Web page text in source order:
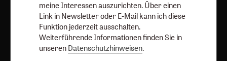
Vertrag widerrufen Abo online kündigen
meine Interessen auszurichten. Über einen
Link in Newsletter oder E-Mail kann ich diese
Funktion jederzeit ausschalten.
Weiterführende Informationen finden Sie in
unseren Datenschutzhinweisen.